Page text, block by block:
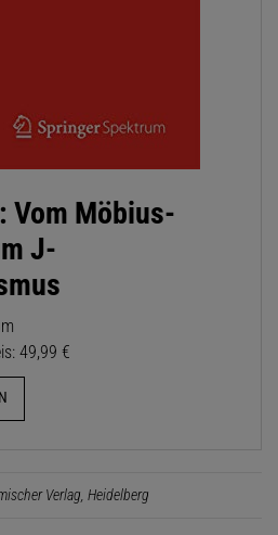
Vom Möbius-
J-
49,99 €
Verlag, Heidelberg